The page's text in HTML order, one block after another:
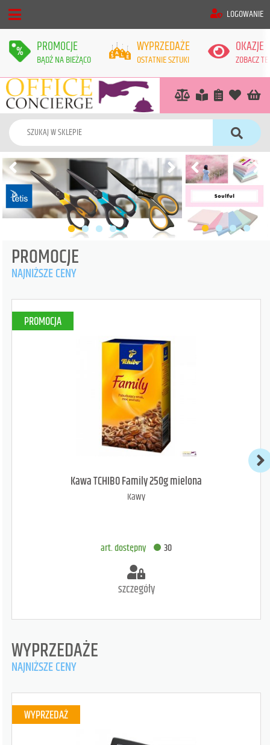
LOGOWANIE
PROMOCJE
BĄDŹ NA BIEŻĄCO
WYPRZEDAŻE
OSTATNIE SZTUKI
OKAZJE
ZOBACZ
PROMOCJE
NAJNIŻSZE CENY
PROMOCJA
Kawa TCHIBO Family 250g mielona
Kawy
art. dostępny 30
szczegóły
WYPRZEDAŻE
NAJNIŻSZE CENY
WYPRZEDAŻ